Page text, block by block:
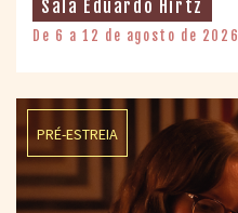
Sala Eduardo Hirtz
De 6 a 12 de agosto de 2026
PRÉ-ESTREIA